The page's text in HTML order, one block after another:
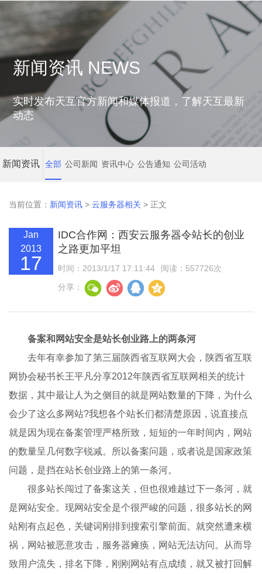
新闻资讯 NEWS
实时发布天互官方新闻和媒体报道，了解天互最新
动态
新闻资讯 全部 公司新闻 资讯中心 公告通知 公司活动
当前位置： 新闻资讯 >云服务器相关 > 正文
Jan
2013
17
IDC合作网：西安云服务器令站长的创业
之路更加平坦
时间：2013/1/17 17:11:44
阅读：557726次
分享：
备案和网站安全是站长创业路上的两条河
去年有幸参加了第三届陕西省互联网大会，陕西省互联
网协会秘书长王平凡分享2012年陕西省互联网相关的统计
数据，其中最让人为之侧目的就是网站数量的下降，为什么
会少了这么多网站?我想各个站长们都清楚原因，说直接点
就是因为现在备案管理严格所致，短短的一年时间内，网站
的数量呈几何数字锐减。所以备案问题，或者说是国家政策
问题，是挡在站长创业路上的第一条河。
很多站长闯过了备案这关，但也很难越过下一条河，就
是网站安全。现网站安全是个很严峻的问题，很多站长的网
站刚有点起色，关键词刚排到搜索引擎前面。就突然遭来横
祸，网站被恶意攻击，服务器瘫痪，网站无法访问。从而导
致用户流失，排名下降，刚刚网站有点成绩，就又被打回解